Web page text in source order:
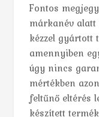
Fontos
márkanév alatt
kézzel gyártott
amennyiben
úgy nincs
mértékben
feltűnő eltérés
készített